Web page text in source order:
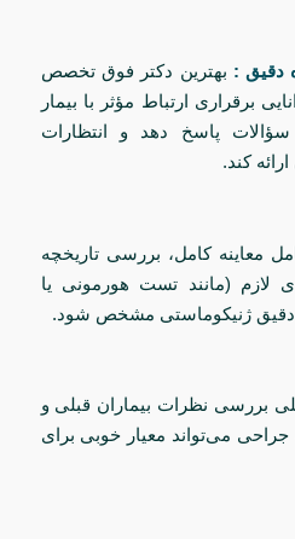
بهترین دکتر فوق تخصص
برقراری ارتباط مؤثر با بیمار
پاسخ دهد و انتظارات
کند.
معاینه کامل، بررسی تاریخچه
لازم (مانند تست هورمونی یا
دقیق ژنیکوماستی مشخص شود.
بررسی نظرات بیماران قبلی و
جراحی می‌تواند معیار خوبی برای